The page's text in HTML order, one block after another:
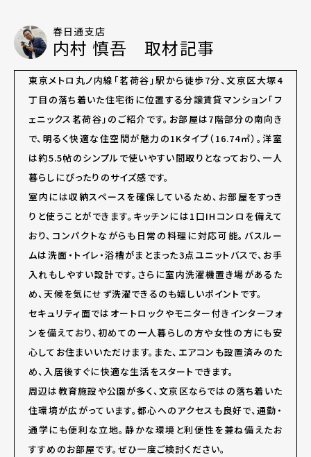
春日通支店
内村 慎吾 取材記事
東京メトロ丸ノ内線「茗荷谷」駅から徒歩7分、文京区大塚4
丁目の落ち着いた住宅街に位置する分譲賃貸マンション「フ
ェニックス茗荷谷」のご紹介です。お部屋は7階部分の南向き
で、明るく快適な住空間が魅力の1Kタイプ（16.74㎡）。洋室
は約5.5帖のシンプルで使いやすい間取りとなっており、一人
暮らしにぴったりのサイズ感です。
室内には収納スペースを確保しているため、お部屋をすっき
りと使うことができます。キッチンには1口IHコンロを備えて
おり、コンパクトながらも日常の料理に対応可能。バスルー
ムは洗面・トイレ・浴槽がまとまった3点ユニットバスで、お手
入れもしやすい設計です。さらに室内洗濯機置き場があるた
め、天候を気にせず洗濯できるのも嬉しいポイントです。
セキュリティ面ではオートロックやモニター付きインターフォ
ンを備えており、初めての一人暮らしの方や女性の方にも安
心してお住まいいただけます。また、エアコンも設置済みのた
め、入居後すぐに快適な生活をスタートできます。
周辺は教育施設や公園が多く、文京区ならではの落ち着いた
住環境が広がっています。都心へのアクセスも良好で、通勤・
通学にも便利な立地。静かな環境と利便性を兼ね備えたお
すすめのお部屋です。ぜひ一度ご検討ください。